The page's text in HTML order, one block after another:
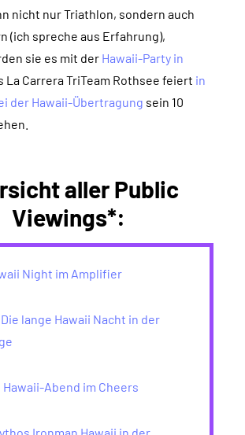
nicht nur Triathlon, sondern auch
(ich spreche aus Erfahrung),
sie es mit der Hawaii-Party in
La Carrera TriTeam Rothsee feiert in
der Hawaii-Übertragung sein 10
aller Public
Viewings*:
Night im Amplifier
Die lange Hawaii Nacht in der
Hawaii-Abend im Cheers
Ironman Hawaii in der